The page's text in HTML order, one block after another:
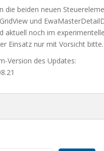
die beiden neuen
und
aktuell noch im
Einsatz nur mit Vorsicht bitte.
Version des Updates: